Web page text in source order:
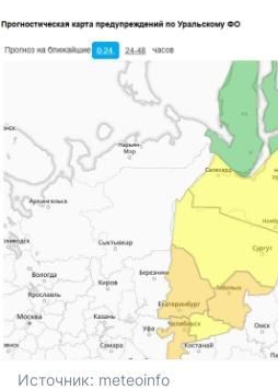
Источник: meteoinfo